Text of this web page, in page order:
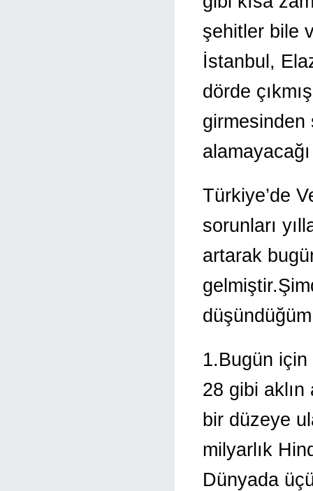
şehitler bile
İstanbul,
dörde
girmesinden
Türkiye’de
sorunları
artarak
1.Bugün için
28 gibi aklın
bir düzeye
milyarlık
Dünyada